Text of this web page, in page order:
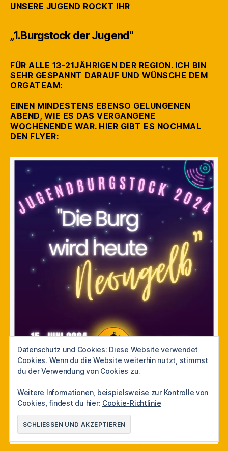
UNSERE JUGEND ROCKT IHR
„1.Burgstock der Jugend“
FÜR ALLE 13-21JÄHRIGEN DER REGION. ICH BIN
SEHR GESPANNT DARAUF UND WÜNSCHE DEM
ORGATEAM:
EINEN MINDESTENS EBENSO GELUNGENEN
ABEND, WIE ES DAS VERGANGENE
WOCHENENDE WAR. HIER GIBT ES NOCHMAL
DEN FLYER:
Datenschutz und Cookies: Diese Website verwendet
Cookies. Wenn du die Website weiterhin nutzt, stimmst
du der Verwendung von Cookies zu.
Weitere Informationen, beispielsweise zur Kontrolle von
Cookies, findest du hier: Cookie-Richtlinie